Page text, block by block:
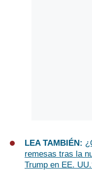
LEA TAMBIÉN:
remesas tras la
Trump en EE.